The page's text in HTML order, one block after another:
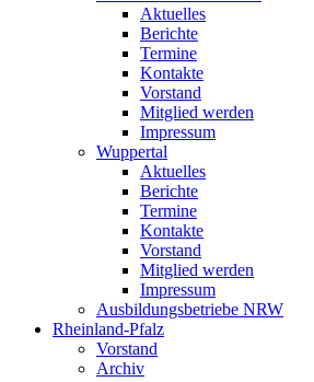
Aktuelles
Berichte
Termine
Kontakte
Vorstand
Mitglied werden
Impressum
Wuppertal
Aktuelles
Berichte
Termine
Kontakte
Vorstand
Mitglied werden
Impressum
Ausbildungsbetriebe NRW
Rheinland-Pfalz
Vorstand
Archiv